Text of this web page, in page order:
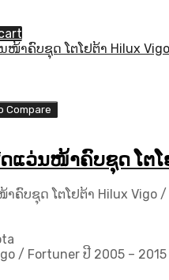
Compare
ແວ່ນໜ້າຄົບຊຸດ ໂຕໂ
ບຊຸດ ໂຕໂຢຕ້າ Hilux Vigo /
/ Fortuner ປີ 2005 – 2015